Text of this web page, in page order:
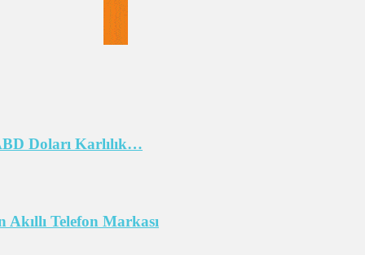
Doları Karlılık…
Telefon Markası